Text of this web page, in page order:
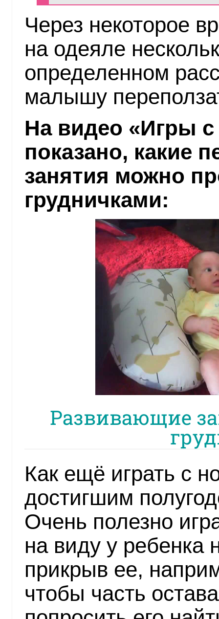
Через некоторое
на одеяле
определенном
малышу
На видео «Игры
показано, какие
занятия можно
грудничками:
Развивающие
Как ещё играть с
достигшим
Очень полезно
на виду у ребенка
прикрыв ее,
чтобы часть